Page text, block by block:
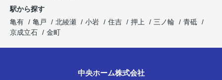
駅から探す
亀有
亀戸 北綾瀬 小岩 住吉 押上 三ノ輪
青砥
京成立石
金町
中央ホーム株式会社